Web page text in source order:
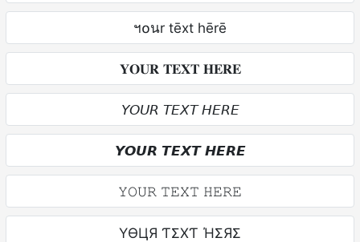
ฯ໐นr tēxt hērē
𝐘𝐎𝐔𝐑 𝐓𝐄𝐗𝐓 𝐇𝐄𝐑𝐄
𝘠𝘖𝘜𝘙 𝘛𝘌𝘟𝘛 𝘏𝘌𝘙𝘌
𝙔𝙊𝙐𝙍 𝙏𝙀𝙓𝙏 𝙃𝙀𝙍𝙀
𝚈𝙾𝚄𝚁 𝚃𝙴𝚇𝚃 𝙷𝙴𝚁𝙴
YӨЦЯ ƬΣXƬ ΉΣЯΣ